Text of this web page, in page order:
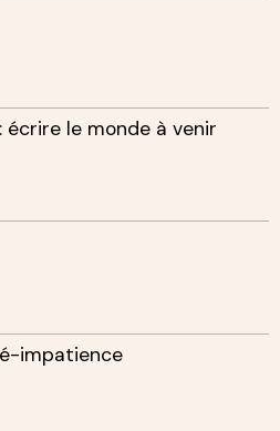
: écrire le monde à venir
impatience